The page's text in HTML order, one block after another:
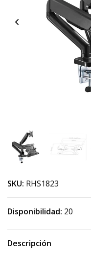
SKU: RHS1823
Disponibilidad: 20
Descripción